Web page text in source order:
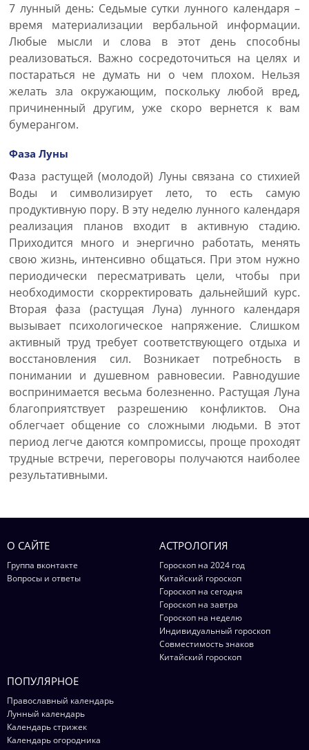
7 лунный день: Седьмые сутки лунного календаря –
время материализации вербальной информации.
Любые мысли и слова в этот день способны
реализоваться. Важно сосредоточиться на целях и
постараться не думать ни о чем плохом. Нельзя
желать зла окружающим, поскольку любой вред,
причиненный другим, уже скоро вернется к вам
бумерангом.
Фаза Луны
Фаза растущей (молодой) Луны связана со стихией
Воды и символизирует лето, то есть самую
продуктивную пору. В эту неделю лунного календаря
реализация планов входит в активную стадию.
Приходится много и энергично работать, менять
свою жизнь, интенсивно общаться. При этом нужно
периодически пересматривать цели, чтобы при
необходимости скорректировать дальнейший курс.
Вторая фаза (растущая Луна) лунного календаря
вызывает психологическое напряжение. Слишком
активный труд требует соответствующего отдыха и
восстановления сил. Возникает потребность в
понимании и душевном равновесии. Равнодушие
воспринимается весьма болезненно. Растущая Луна
благоприятствует разрешению конфликтов. Она
облегчает общение со сложными людьми. В этот
период легче даются компромиссы, проще проходят
трудные встречи, переговоры получаются наиболее
результативными.
О САЙТЕ
Группа вконтакте
Вопросы и ответы
АСТРОЛОГИЯ
Гороскоп на 2024 год
Китайский гороскоп
Гороскоп на сегодня
Гороскоп на завтра
Гороскоп на неделю
Индивидуальный гороскоп
Совместимость знаков
Китайский гороскоп
ПОПУЛЯРНОЕ
Православный календарь
Лунный календарь
Календарь стрижек
Календарь огородника